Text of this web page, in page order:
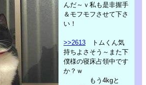
んだ～ｖ私も是非握手
＆モフモフさせて下さ
い！
>>2613 トムくん気
持ちよさそう～また下
僕様の寝床占領中です
か？ｗ
もう4kgと